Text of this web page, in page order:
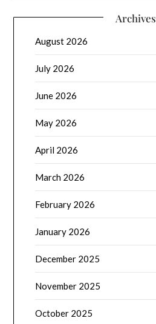
Archives
August 2026
July 2026
June 2026
May 2026
April 2026
March 2026
February 2026
January 2026
December 2025
November 2025
October 2025